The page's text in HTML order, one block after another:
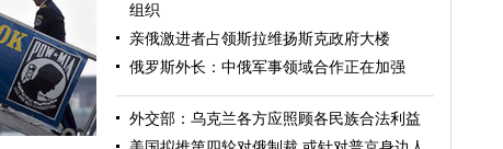
组织
亲俄激进者占领斯拉维扬斯克政府大楼
俄罗斯外长：中俄军事领域合作正在加强
外交部：乌克兰各方应照顾各民族合法利益